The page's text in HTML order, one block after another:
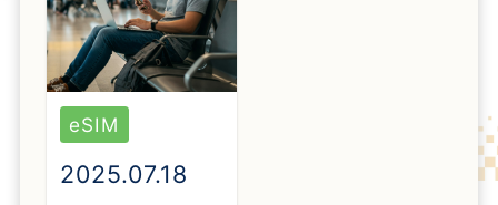
eSIM
2025.07.18